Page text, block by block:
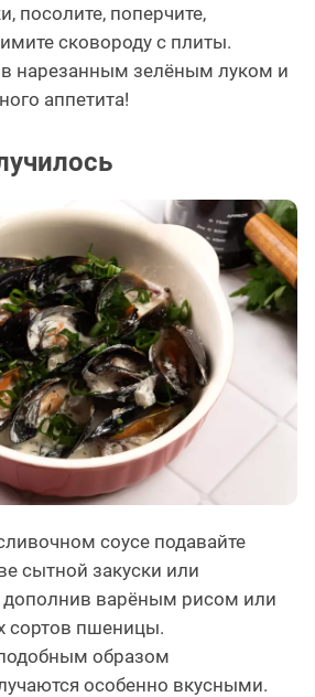
посолите, поперчите,
сковороду с плиты.
нарезанным зелёным луком и
аппетита!
соусе подавайте
сытной закуски или
дополнив варёным рисом или
сортов пшеницы.
образом
особенно вкусными.